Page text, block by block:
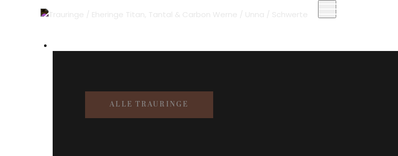
ALLE TRAURINGE